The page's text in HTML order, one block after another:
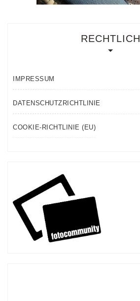
RECHTLICH
IMPRESSUM
DATENSCHUTZRICHTLINIE
COOKIE-RICHTLINIE (EU)